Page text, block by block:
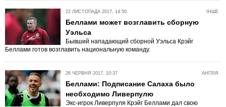
ІНШЕ
22 ЛИСТОПАДА 2017, 14:50
Беллами может возглавить сборную
Уэльса
Бывший нападающий сборной Уэльса Крэйг
Беллами готов возглавить национальную команду.
АНГЛІЯ
26 ЧЕРВНЯ 2017, 10:37
Беллами: Подписание Салаха было
необходимо Ливерпулю
Экс-игрок Ливерпуля Крэйг Беллами дал свою